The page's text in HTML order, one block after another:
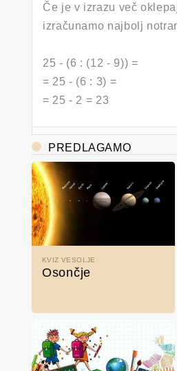
Če je v izrazu več
izračunamo najbolj
25 - (6 : (12 - 9)) =
= 25 - (6 : 3) =
= 25 - 2 = 23
PREDLAGAMO
KVIZ VESOLJE
Osončje